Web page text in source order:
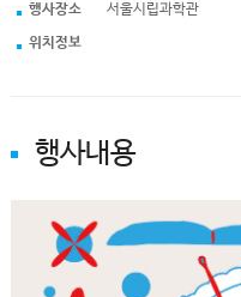
행사장소
서울시립과학관
위치정보
행사내용